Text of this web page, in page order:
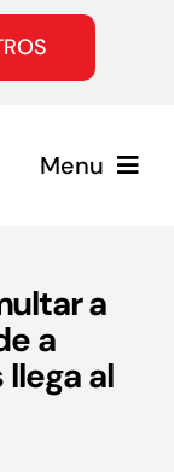
Menu
a
a
al